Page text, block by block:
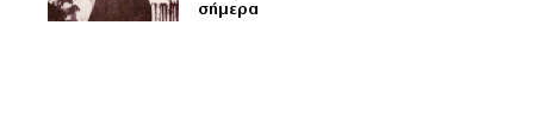
σήμερα